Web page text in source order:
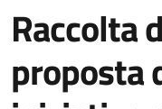
Raccolta
proposta